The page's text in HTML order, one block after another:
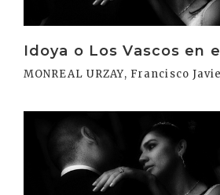
Idoya o Los Vascos en
MONREAL URZAY, Francisco